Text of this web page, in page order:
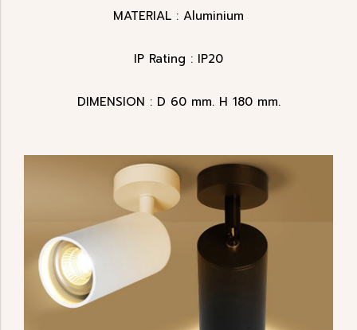
MATERIAL : Aluminium
IP Rating : IP20
DIMENSION : D 60 mm. H 180 mm.